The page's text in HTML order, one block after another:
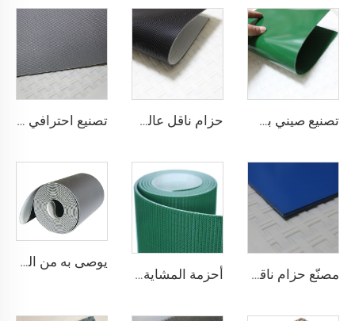
تصنيع صيني بسعر تنافسي لحزام ناقل من مادة PVC حزام ناقل عالي الجودة من القماش المضاد للكهرباء الساكنة بلون أسود بسماكة 2 مم من مادة PVC للنقل اللوجستي مباشرة من المصنع تصنيع احترافي لأحزمة نقل لوجستية من مادة PVC من أجل فرز وتوزيع فعال في صناعات المطاعم
مصنّع حزام ناقل مضاد للكهرباء الساكنة ومضاد للالتصاق لمطاعم المخابز والحلويات أحزمة المشاية بسعر المصنع من شوناي، سمك 1.6 مم، حزام مشاية أسود من مادة PVC، حزام ماكينة مشي
يوصى به من المصنّع: كونتر دفع في السوبرماركت مزود بسيور نقل، سيور نقل ذات استقرار عالي في السرعة، من مادة البولي يوريثان (PU)